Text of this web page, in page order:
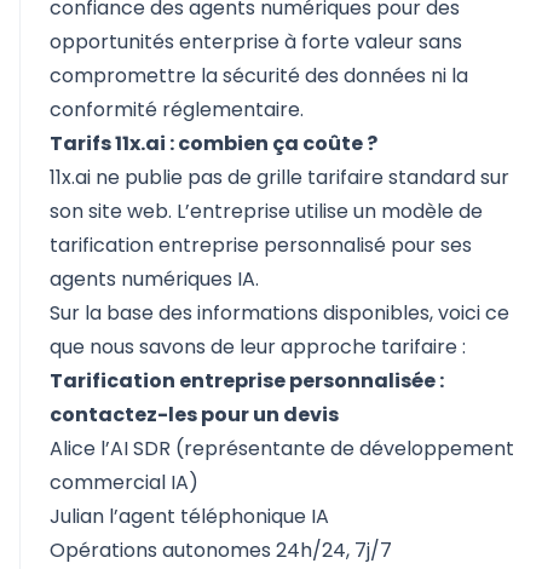
confiance des agents numériques pour des
opportunités enterprise à forte valeur sans
compromettre la sécurité des données ni la
conformité réglementaire.
Tarifs 11x.ai : combien ça coûte ?
11x.ai ne publie pas de grille tarifaire standard sur
son site web. L’entreprise utilise un modèle de
tarification entreprise personnalisé pour ses
agents numériques IA.
Sur la base des informations disponibles, voici ce
que nous savons de leur approche tarifaire :
Tarification entreprise personnalisée :
contactez-les pour un devis
Alice l’AI SDR (représentante de développement
commercial IA)
Julian l’agent téléphonique IA
Opérations autonomes 24h/24, 7j/7